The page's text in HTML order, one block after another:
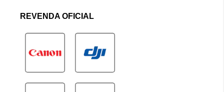
REVENDA OFICIAL